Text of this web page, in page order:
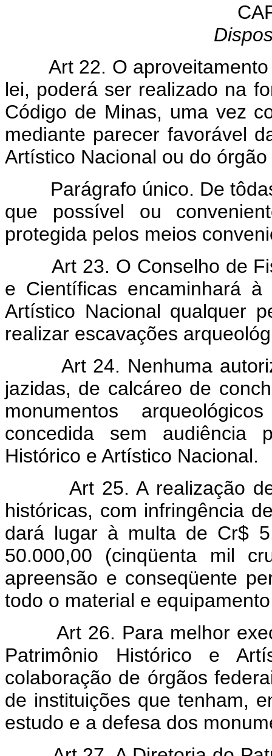
Art 22. O
lei, poderá ser realizado na
Código de Minas, uma vez
mediante parecer favorável
Artístico Nacional ou do
Parágrafo único. De tôdas
que possível ou
protegida pelos meios
Art 23. O Conselho de
e Científicas encaminhará
Artístico Nacional qualquer
realizar escavações
Art 24. Nenhuma
jazidas, de calcáreo de
monumentos
concedida sem audiência
Histórico e Artístico Nacional.
Art 25. A realização
históricas, com infringência
dará lugar à multa de Cr$
50.000,00 (cinqüenta mil
apreensão e conseqüente
todo o material e
Art 26. Para melhor
Patrimônio Histórico e
colaboração de órgãos
de instituições que tenham,
estudo e a defesa dos